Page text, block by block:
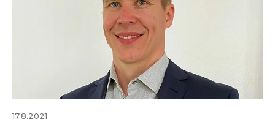
17.8.2021